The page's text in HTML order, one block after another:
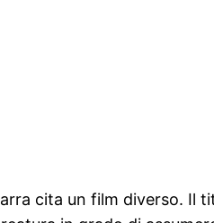
cita un film diverso.